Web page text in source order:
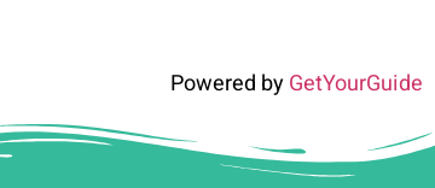
Powered byGetYourGuide